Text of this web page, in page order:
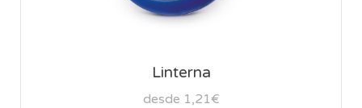
Linterna
desde 1,21€